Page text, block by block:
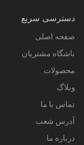
دسترسی سریع
صفحه اصلی
باشگاه مشتریان
محصولات
وبلاگ
تماس با ما
آدرس شعب
درباره ما